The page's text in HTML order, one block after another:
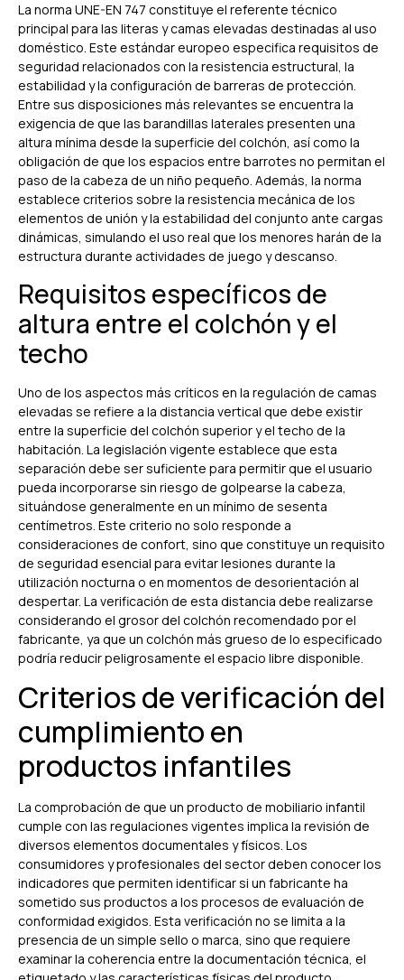
La norma UNE-EN 747 constituye el referente técnico
principal para las literas y camas elevadas destinadas al uso
doméstico. Este estándar europeo especifica requisitos de
seguridad relacionados con la resistencia estructural, la
estabilidad y la configuración de barreras de protección.
Entre sus disposiciones más relevantes se encuentra la
exigencia de que las barandillas laterales presenten una
altura mínima desde la superficie del colchón, así como la
obligación de que los espacios entre barrotes no permitan el
paso de la cabeza de un niño pequeño. Además, la norma
establece criterios sobre la resistencia mecánica de los
elementos de unión y la estabilidad del conjunto ante cargas
dinámicas, simulando el uso real que los menores harán de la
estructura durante actividades de juego y descanso.
Requisitos específicos de
altura entre el colchón y el
techo
Uno de los aspectos más críticos en la regulación de camas
elevadas se refiere a la distancia vertical que debe existir
entre la superficie del colchón superior y el techo de la
habitación. La legislación vigente establece que esta
separación debe ser suficiente para permitir que el usuario
pueda incorporarse sin riesgo de golpearse la cabeza,
situándose generalmente en un mínimo de sesenta
centímetros. Este criterio no solo responde a
consideraciones de confort, sino que constituye un requisito
de seguridad esencial para evitar lesiones durante la
utilización nocturna o en momentos de desorientación al
despertar. La verificación de esta distancia debe realizarse
considerando el grosor del colchón recomendado por el
fabricante, ya que un colchón más grueso de lo especificado
podría reducir peligrosamente el espacio libre disponible.
Criterios de verificación del
cumplimiento en
productos infantiles
La comprobación de que un producto de mobiliario infantil
cumple con las regulaciones vigentes implica la revisión de
diversos elementos documentales y físicos. Los
consumidores y profesionales del sector deben conocer los
indicadores que permiten identificar si un fabricante ha
sometido sus productos a los procesos de evaluación de
conformidad exigidos. Esta verificación no se limita a la
presencia de un simple sello o marca, sino que requiere
examinar la coherencia entre la documentación técnica, el